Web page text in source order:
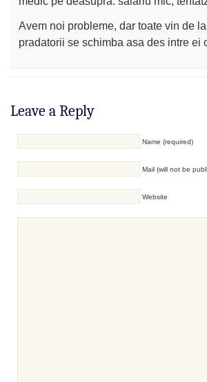
Avem noi probleme, dar toate vin de
pradatorii se schimba asa des intre
Leave a Reply
Name (required)
Mail (will not be
Website